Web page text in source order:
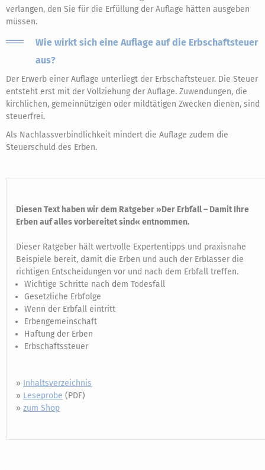
verlangen, den Sie für die Erfüllung der Auflage hätten ausgeben
müssen.
Wie wirkt sich eine Auflage auf die Erbschaftsteuer
aus?
Der Erwerb einer Auflage unterliegt der Erbschaftsteuer. Die Steuer
entsteht erst mit der Vollziehung der Auflage. Zuwendungen, die
kirchlichen, gemeinnützigen oder mildtätigen Zwecken dienen, sind
steuerfrei.
Als Nachlassverbindlichkeit mindert die Auflage zudem die
Steuerschuld des Erben.
Diesen Text haben wir dem Ratgeber »Der Erbfall – Damit Ihre
Erben auf alles vorbereitet sind« entnommen.
Dieser Ratgeber hält wertvolle Expertentipps und praxisnahe
Beispiele bereit, damit die Erben und auch der Erblasser die
richtigen Entscheidungen vor und nach dem Erbfall treffen.
Wichtige Schritte nach dem Todesfall
Gesetzliche Erbfolge
Wenn der Erbfall eintritt
Erbengemeinschaft
Haftung der Erben
Erbschaftssteuer
» Inhaltsverzeichnis
» Leseprobe (PDF)
» zum Shop